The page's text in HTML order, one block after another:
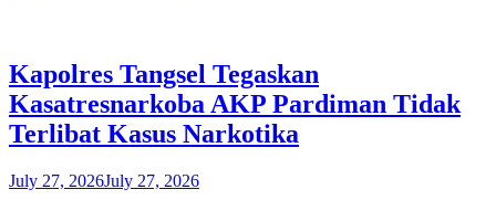
Kapolres Tangsel Tegaskan
Kasatresnarkoba AKP Pardiman Tidak
Terlibat Kasus Narkotika
July 27, 2026July 27, 2026